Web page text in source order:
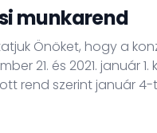
munkarend
21. és 2021. január 1.
szerint január 4-től
munkaidőn túl az